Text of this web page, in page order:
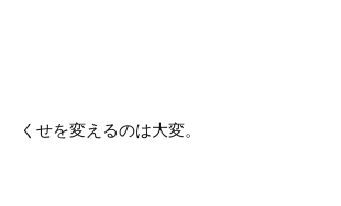
くせを変えるのは大変。